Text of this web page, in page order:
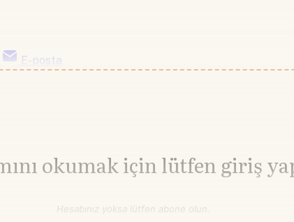
E-posta
okumak için lütfen giriş
Hesabınız yoksa lütfen abone olun.